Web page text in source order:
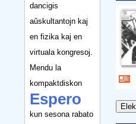
dancigis
aŭskultantojn kaj
en fizika kaj en
virtuala kongresoj.
Mendu la
kompaktdiskon
Espero
kun sesona rabato